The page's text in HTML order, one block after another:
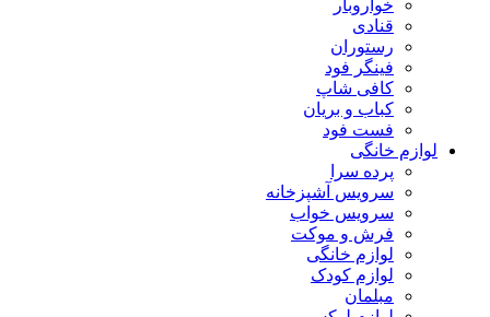
خواروبار
قنادی
رستوران
فینگر فود
کافی شاپ
کباب و بریان
فست فود
لوازم خانگی
پرده سرا
سرویس آشپزخانه
سرویس خواب
فرش و موکت
لوازم خانگی
لوازم کودک
مبلمان